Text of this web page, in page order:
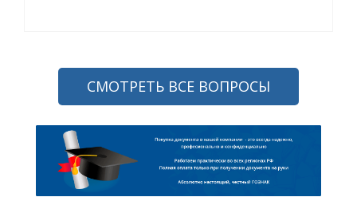
СМОТРЕТЬ ВСЕ ВОПРОСЫ